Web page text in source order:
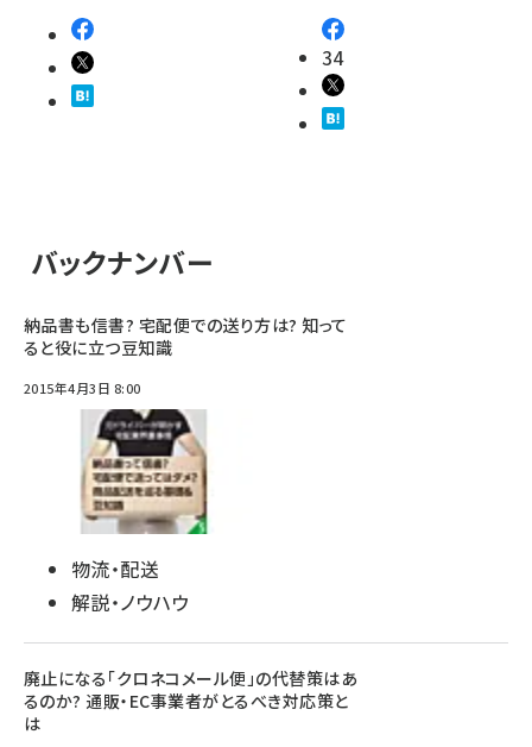
34
バックナンバー
納品書も信書? 宅配便での送り方は? 知って
ると役に立つ豆知識
2015年4月3日 8:00
物流・配送
解説・ノウハウ
廃止になる「クロネコメール便」の代替策はあ
るのか? 通販・EC事業者がとるべき対応策と
は